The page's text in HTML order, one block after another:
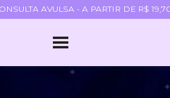
AVULSA - A PARTIR DE R$ 19,70 -